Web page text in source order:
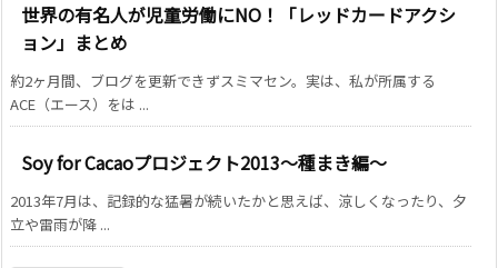
世界の有名人が児童労働にNO！「レッドカードアクシ
ョン」まとめ
約2ヶ月間、ブログを更新できずスミマセン。実は、私が所属する
ACE（エース）をは ...
Soy for Cacaoプロジェクト2013～種まき編～
2013年7月は、記録的な猛暑が続いたかと思えば、涼しくなったり、夕
立や雷雨が降 ...